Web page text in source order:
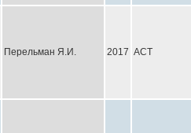
Перельман Я.И. 2017 АСТ